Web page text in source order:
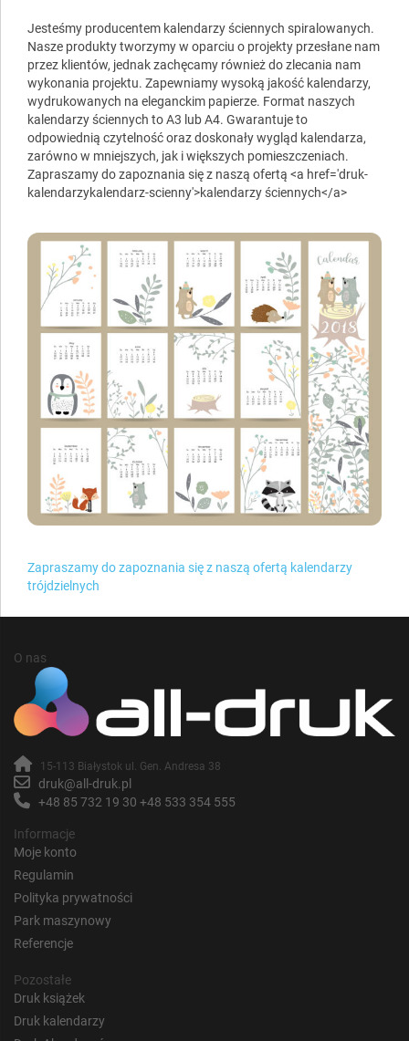
Jesteśmy producentem kalendarzy ściennych spiralowanych.
Nasze produkty tworzymy w oparciu o projekty przesłane nam
przez klientów, jednak zachęcamy również do zlecania nam
wykonania projektu. Zapewniamy wysoką jakość kalendarzy,
wydrukowanych na eleganckim papierze. Format naszych
kalendarzy ściennych to A3 lub A4. Gwarantuje to
odpowiednią czytelność oraz doskonały wygląd kalendarza,
zarówno w mniejszych, jak i większych pomieszczeniach.
Zapraszamy do zapoznania się z naszą ofertą <a href='druk-
kalendarzykalendarz-scienny'>kalendarzy ściennych</a>
Zapraszamy do zapoznania się z naszą ofertą kalendarzy
trójdzielnych
O nas
15-113 Białystok ul. Gen. Andresa 38
druk@all-druk.pl
+48 85 732 19 30 +48 533 354 555
Informacje
Moje konto
Regulamin
Polityka prywatności
Park maszynowy
Referencje
Pozostałe
Druk książek
Druk kalendarzy